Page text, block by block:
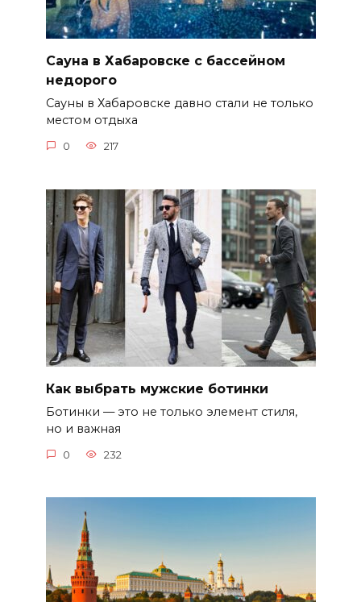
Сауна в Хабаровске с бассейном
недорого
Сауны в Хабаровске давно стали не только
местом отдыха
0 217
Как выбрать мужские ботинки
Ботинки — это не только элемент стиля,
но и важная
0 232